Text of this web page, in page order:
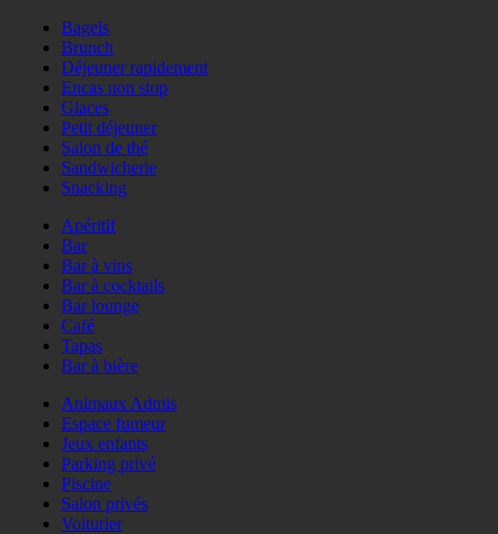
Bagels
Brunch
Déjeuner rapidement
Encas non stop
Glaces
Petit déjeuner
Salon de thé
Sandwicherie
Snacking
Apéritif
Bar
Bar à vins
Bar à cocktails
Bar lounge
Café
Tapas
Bar à bière
Animaux Admis
Espace fumeur
Jeux enfants
Parking privé
Piscine
Salon privés
Voiturier